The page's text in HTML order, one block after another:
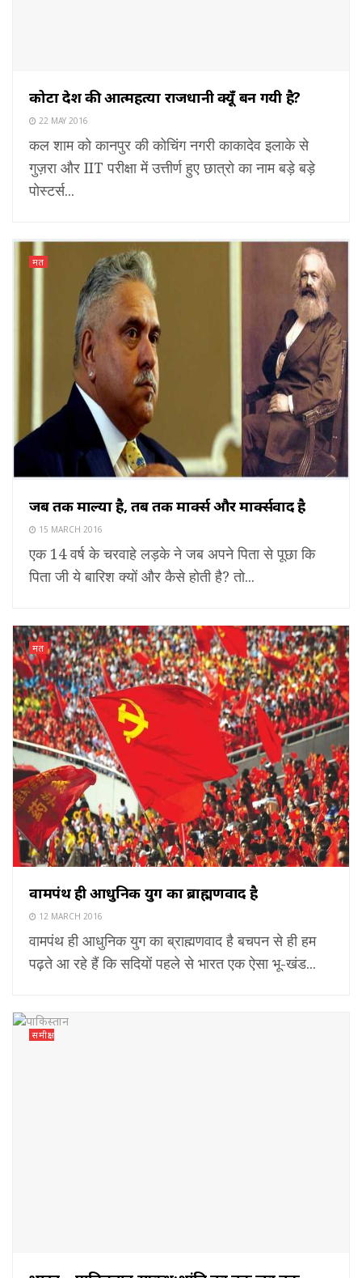
कोटा देश की आत्महत्या राजधानी क्यूँ बन गयी है?
22 MAY 2016
कल शाम को कानपुर की कोचिंग नगरी काकादेव इलाके से
गुज़रा और IIT परीक्षा में उत्तीर्ण हुए छात्रो का नाम बड़े बड़े
पोस्टर्स...
मत
जब तक माल्या है, तब तक मार्क्स और मार्क्सवाद है
15 MARCH 2016
एक 14 वर्ष के चरवाहे लड़के ने जब अपने पिता से पूछा कि
पिता जी ये बारिश क्यों और कैसे होती है? तो...
मत
वामपंथ ही आधुनिक युग का ब्राह्मणवाद है
12 MARCH 2016
वामपंथ ही आधुनिक युग का ब्राह्मणवाद है बचपन से ही हम
पढ़ते आ रहे हैं कि सदियों पहले से भारत एक ऐसा भू-खंड...
समीक्षा